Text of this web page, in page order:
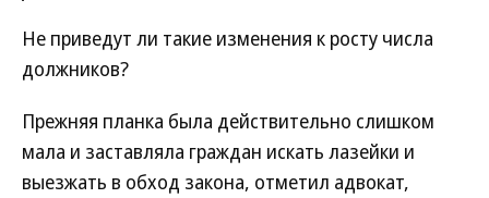
Не приведут ли такие изменения к росту числа
должников?
Прежняя планка была действительно слишком
мала и заставляла граждан искать лазейки и
выезжать в обход закона, отметил адвокат,